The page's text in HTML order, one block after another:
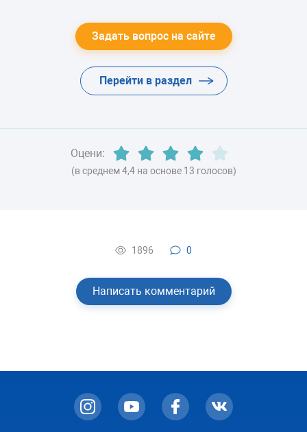
ХЛАДАГЕНТ Задать вопрос на сайте
Перейти в раздел
Оцени:
(в среднем 4,4 на основе 13 голосов)
1896 0
Написать комментарий